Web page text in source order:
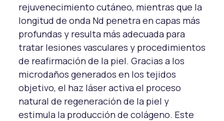
rejuvenecimiento cutáneo, mientras que la
longitud de onda Nd penetra en capas más
profundas y resulta más adecuada para
tratar lesiones vasculares y procedimientos
de reafirmación de la piel. Gracias a los
microdaños generados en los tejidos
objetivo, el haz láser activa el proceso
natural de regeneración de la piel y
estimula la producción de colágeno. Este